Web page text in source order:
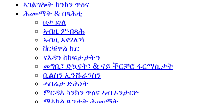
ኣገልግሎት ክንክን ጥዕና
ሕሙማት & በጻሕቲ
ቦታ ድለ
ኣብዚ ምብጻሕ
ኣብዚ እናሃለኻ
ቨርቹዋል ኬር
ናእዳን ስክፍታታትን
መግቢ፣ ድኳናት፣ & ናይ ችርቻሮ ፋርማሲታት
ቢልስን ኢንሹራንስን
ሓበሬታ ድሕነት
ምርዳእ ክንክን ጥዕና ኣብ ኦንታርዮ